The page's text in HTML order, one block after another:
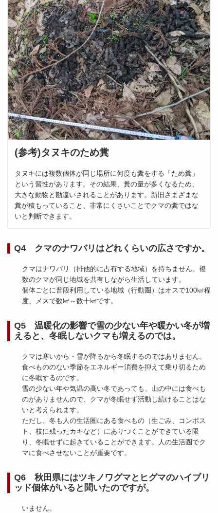
(参考)タヌキのため糞
タヌキには複数個体が同じ場所に何度も糞をする「ため糞」
という習性があります。その結果、糞の量が多くなるため、
大きな動物と勘違いされることがあります。新旧さまざまな
糞が積もっていること、非常にくさいことでクマの糞ではな
いと判断できます。
Q4 クマのナワバリはどれくらいの広さですか。
クマはナワバリ（排他的に占有する地域）を持ちません。複
数のクマが同じ地域を共有しながら生活しています。
個体ごとに普段利用している地域（行動圏）はオスで100㎢程
度、メスで数㎢～数十㎢です。
Q5 温暖化の影響で雪の少ない年や暖かい冬が増
えると、冬眠しないクマも増えるのでは。
クマは寒いから・雪が降るから冬眠するのではありません。
食べもののない季節をエネルギー消費を抑えて乗り切るため
に冬眠するのです。
雪の少ない年や気温の高い冬であっても、山の中には食べも
のがありませんので、クマが冬眠せず活動し続けることはな
いと考えられます。
ただし、冬も人の生活圏にある食べもの（生ごみ、コンポス
ト、枝に残ったカキなど）にありつくことができている限
り、冬眠せずに起きていることができます。人の生活圏でク
マに食べさせないことが重要です。
Q6 秋田県にはツキノワグマとヒグマのハイブリ
ッド個体がいると聞いたのですが。
いません。